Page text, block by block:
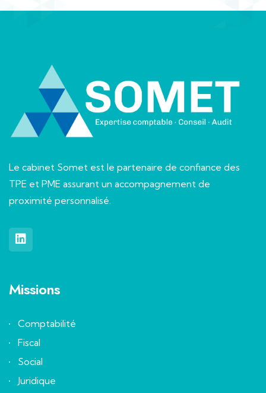
Le cabinet Somet est le partenaire de confiance des
TPE et PME assurant un accompagnement de
proximité personnalisé.
Missions
Comptabilité
Fiscal
Social
Juridique